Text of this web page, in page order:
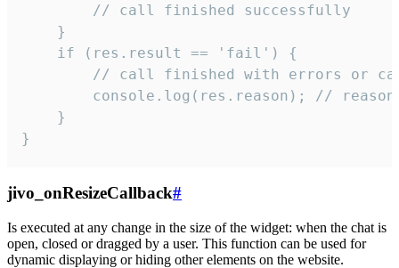
        // call finished successfully
    }
    if (res.result == 'fail') {
// call finished with errors or
console.log(res.reason); //
    }
}
jivo_onResizeCallback#
Is executed at any change in the size of the widget: when the chat is
open, closed or dragged by a user. This function can be used for
dynamic displaying or hiding other elements on the website.